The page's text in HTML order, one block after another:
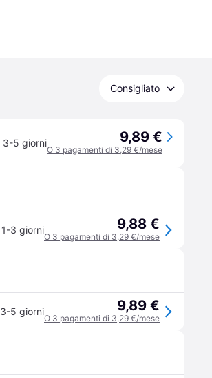
Consigliato
3-5 giorni 9,89 €
O 3 pagamenti di 3,29 €/mese
1-3 giorni 9,88 €
O 3 pagamenti di 3,29 €/mese
3-5 giorni 9,89 €
O 3 pagamenti di 3,29 €/mese